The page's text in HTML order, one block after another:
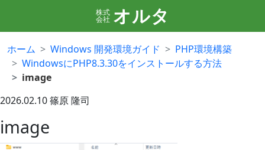
株式
会社 オルタ
ホーム Windows 開発環境ガイド
PHP環境構築
WindowsにPHP8.3.30をインストールする方法
image
2026.02.10篠原 隆司
image